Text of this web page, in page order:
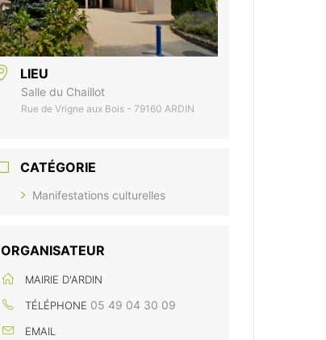
LIEU
Salle du Chaillot
Rue de Vrigne aux Bois - 79160 ARDIN
CATÉGORIE
Manifestations culturelles
ORGANISATEUR
MAIRIE D'ARDIN
TÉLÉPHONE 05 49 04 30 09
EMAIL